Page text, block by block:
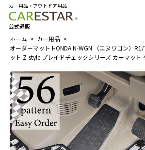
カー用品・アウトドア用品
公式通販
ホーム
カー用品
オーダーマット HONDA N-WGN （エヌワゴン）
ット Z-style プレイドチェックシリーズ カーマット